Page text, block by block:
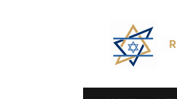
Rak
Be
Israel-
Alyaexpress-